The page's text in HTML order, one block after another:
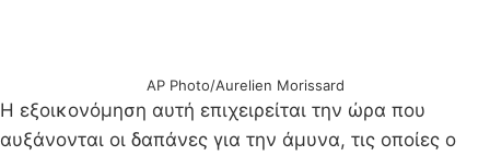
AP Photo/Aurelien Morissard
Η εξοικονόμηση αυτή επιχειρείται την ώρα που
αυξάνονται οι δαπάνες για την άμυνα, τις οποίες ο